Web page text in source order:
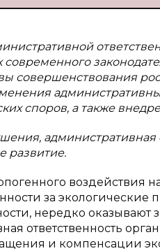
совершенствования
споров, а также
административная
развитие.
воздействия
за
нередко оказывают
ответственность
и компенсации